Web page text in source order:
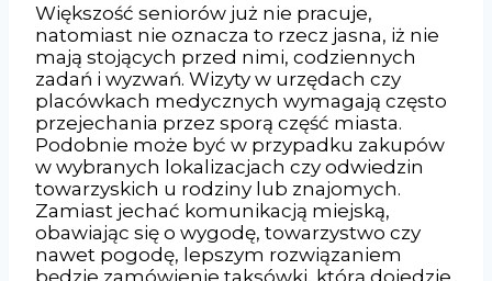
Większość seniorów już nie pracuje,
natomiast nie oznacza to rzecz jasna, iż nie
mają stojących przed nimi, codziennych
zadań i wyzwań. Wizyty w urzędach czy
placówkach medycznych wymagają często
przejechania przez sporą część miasta.
Podobnie może być w przypadku zakupów
w wybranych lokalizacjach czy odwiedzin
towarzyskich u rodziny lub znajomych.
Zamiast jechać komunikacją miejską,
obawiając się o wygodę, towarzystwo czy
nawet pogodę, lepszym rozwiązaniem
będzie zamówienie taksówki, którą dojedzie